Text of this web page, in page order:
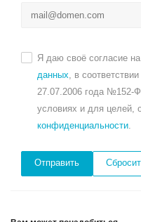
Я даю своё согласие на
данных, в
27.07.2006 года №152-
условиях и для целей,
конфиденциальности.